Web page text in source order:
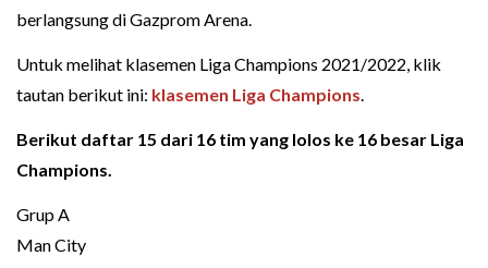
berlangsung di Gazprom Arena.
Untuk melihat klasemen Liga Champions 2021/2022, klik
tautan berikut ini: klasemen Liga Champions.
Berikut daftar 15 dari 16 tim yang lolos ke 16 besar Liga
Champions.
Grup A
Man City